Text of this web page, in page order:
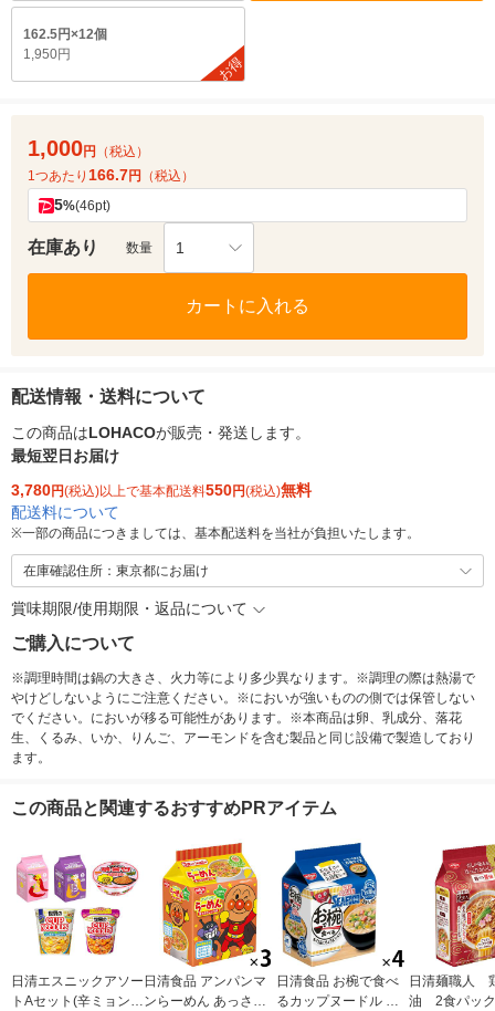
162.5円×12個
1,950円
お得
1,000円
（税込）
1つあたり 166.7円 （税込）
5%(46pt)
在庫あり 数量 1
カートに入れる
配送情報・送料について
この商品はLOHACOが販売・発送します。
最短翌日お届け
3,780円(税込)以上で基本配送料550円(税込)無料
配送料について
※一部の商品につきましては、基本配送料を当社が負担いたします。
在庫確認住所：東京都にお届け
賞味期限/使用期限・返品について
ご購入について
※調理時間は鍋の大きさ、火力等により多少異なります。※調理の際は熱湯で
やけどしないようにご注意ください。※においが強いものの側では保管しない
でください。においが移る可能性があります。※本商品は卵、乳成分、落花
生、くるみ、いか、りんご、アーモンドを含む製品と同じ設備で製造しており
ます。
この商品と関連するおすすめPRアイテム
日清エスニックアソー
トAセット(辛ミョン2
日清食品 アンパンマ
ンらーめん あっさり
日清食品 お椀で食べ
るカップヌードル シ
日清麺職人
油 2食パック 3個